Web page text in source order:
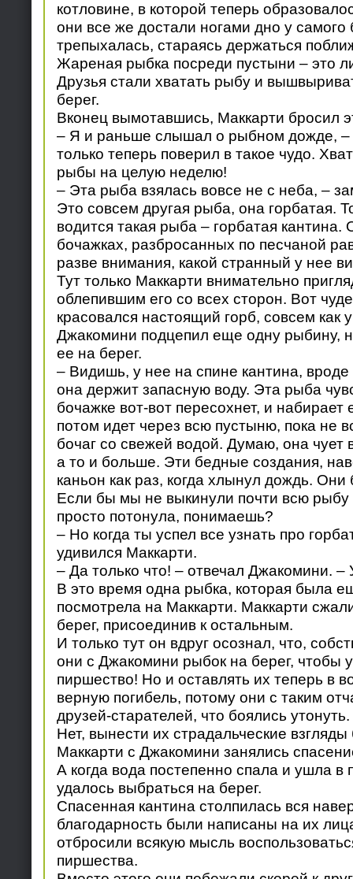
котловине, в которой теперь
они все же достали ногами дно у
трепыхалась, стараясь держаться
Жареная рыбка посреди пустыни – это
Друзья стали хватать рыбу и
берег.
Вконец вымотавшись, Маккарти бросил
– Я и раньше слышал о рыбном дожде, –
только теперь поверил в такое чудо.
рыбы на целую неделю!
– Эта рыба взялась вовсе не с неба, –
Это совсем другая рыба, она горбатая.
водится такая рыба – горбатая
бочажках, разбросанных по песчаной
разве внимания, какой странный у нее
Тут только Маккарти внимательно
облепившим его со всех сторон. Вот
красовался настоящий горб, совсем как
Джакомини подцепил еще одну рыбину,
ее на берег.
– Видишь, у нее на спине кантина, вроде
она держит запасную воду. Эта рыба
бочажке вот-вот пересохнет, и набирает
потом идет через всю пустыню, пока не
бочаг со свежей водой. Думаю, она чует
а то и больше. Эти бедные создания,
каньон как раз, когда хлынул дождь. Они
Если бы мы не выкинули почти всю рыбу
просто потонула, понимаешь?
– Но когда ты успел все узнать про
удивился Маккарти.
– Да только что! – отвечал Джакомини. –
В это время одна рыбка, которая была
посмотрела на Маккарти. Маккарти
берег, присоединив к остальным.
И только тут он вдруг осознал, что,
они с Джакомини рыбок на берег, чтобы
пиршество! Но и оставлять их теперь в
верную погибель, потому они с таким
друзей-старателей, что боялись утонуть.
Нет, вынести их страдальческие
Маккарти с Джакомини занялись
А когда вода постепенно спала и ушла в
удалось выбраться на берег.
Спасенная кантина столпилась вся
благодарность были написаны на их
отбросили всякую мысль
пиршества.